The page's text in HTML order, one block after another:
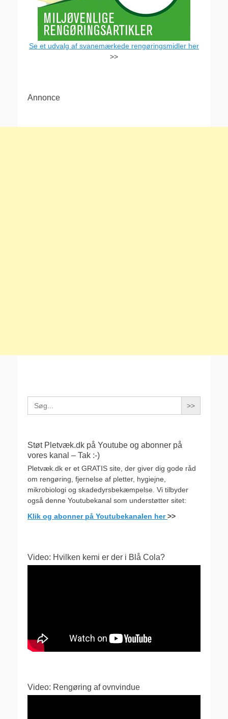
Se et udvalg af svanemærkede rengøringsmidler her
>>
Annonce
Search
for:
Støt Pletvæk.dk på Youtube og abonner på
vores kanal – Tak :-)
Pletvæk.dk er et GRATIS site, der giver dig gode råd
om rengøring, fjernelse af pletter, hygiejne,
mikrobiologi og skadedyrsbekæmpelse. Vi tilbyder
også denne Youtubekanal som understøtter sitet:
Klik og abonner på Youtubekanalen her>>
Video: Hvilken kemi er der i Blå Cola?
Video: Rengøring af ovnvindue